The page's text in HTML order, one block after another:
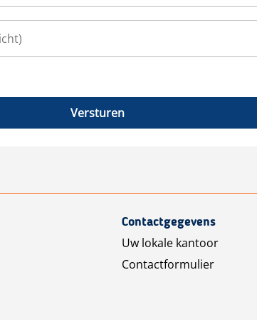
Versturen
Contactgegevens
Uw lokale kantoor
Contactformulier